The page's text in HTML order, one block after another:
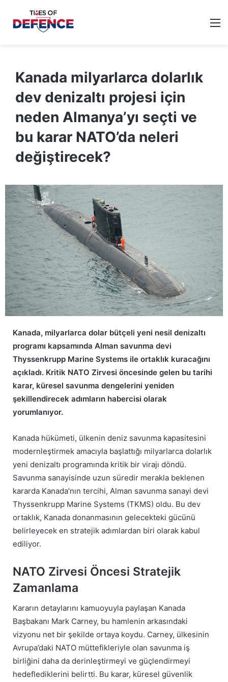
Kanada milyarlarca dolarlık
dev denizaltı projesi için
neden Almanya’yı seçti ve
bu karar NATO’da neleri
değiştirecek?
Kanada, milyarlarca dolar bütçeli yeni nesil denizaltı
programı kapsamında Alman savunma devi
Thyssenkrupp Marine Systems ile ortaklık kuracağını
açıkladı. Kritik NATO Zirvesi öncesinde gelen bu tarihi
karar, küresel savunma dengelerini yeniden
şekillendirecek adımların habercisi olarak
yorumlanıyor.
Kanada hükümeti, ülkenin deniz savunma kapasitesini
modernleştirmek amacıyla başlattığı milyarlarca dolarlık
yeni denizaltı programında kritik bir virajı döndü.
Savunma sanayisinde uzun süredir merakla beklenen
kararda Kanada’nın tercihi, Alman savunma sanayi devi
Thyssenkrupp Marine Systems (TKMS) oldu. Bu dev
ortaklık, Kanada donanmasının gelecekteki gücünü
belirleyecek en stratejik adımlardan biri olarak kabul
ediliyor.
NATO Zirvesi Öncesi Stratejik
Zamanlama
Kararın detaylarını kamuoyuyla paylaşan Kanada
Başbakanı Mark Carney, bu hamlenin arkasındaki
vizyonu net bir şekilde ortaya koydu. Carney, ülkesinin
Avrupa’daki NATO müttefikleriyle olan savunma iş
birliğini daha da derinleştirmeyi ve güçlendirmeyi
hedeflediklerini belirtti. Bu karar, küresel güvenlik